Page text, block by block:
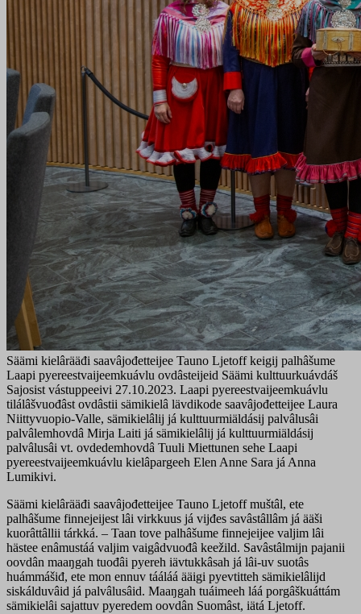
Säämi kielârääđi saavâjođetteijee Tauno Ljetoff keigij palhâšume
Laapi pyereestvaijeemkuávlu ovdâsteijeid Säämi kulttuurkuávdáš
Sajosist vástuppeeivi 27.10.2023. Laapi pyereestvaijeemkuávlu
tilálâšvuođâst ovdâstii sämikielâ lävdikode saavâjođetteijee Laura
Niittyvuopio-Valle, sämikielâlij já kulttuurmiäldásij palvâlusâi
palvâlemhovdâ Mirja Laiti já sämikielâlij já kulttuurmiäldásij
palvâlusâi vt. ovdedemhovdâ Tuuli Miettunen sehe Laapi
pyereestvaijeemkuávlu kielâpargeeh Elen Anne Sara já Anna
Lumikivi.
Säämi kielârääđi saavâjođetteijee Tauno Ljetoff muštâl, ete
palhâšume finnejeijest lâi virkkuus já vijđes savâstâllâm já ääši
kuorâttâllii tárkká. – Taan tove palhâšume finnejeijee valjim lâi
hästee enâmustáá valjim vaigâdvuođâ keežild. Savâstâlmijn pajanii
oovdân maaŋgah tuođâi pyereh iävtukkâsah já lâi-uv suotâs
huámmášiđ, ete mon ennuv tááláá ääigi pyevtitteh sämikielâlijd
siskálduvâid já palvâlusâid. Maaŋgah tuáimeeh láá porgâškuáttám
sämikielâi sajattuv pyeredem oovdân Suomâst, iätá Ljetoff.